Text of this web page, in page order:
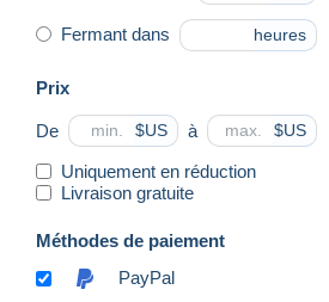
Fermant dans heures
Prix
De $US à $US
Uniquement en réduction
Livraison gratuite
Méthodes de paiement
PayPal